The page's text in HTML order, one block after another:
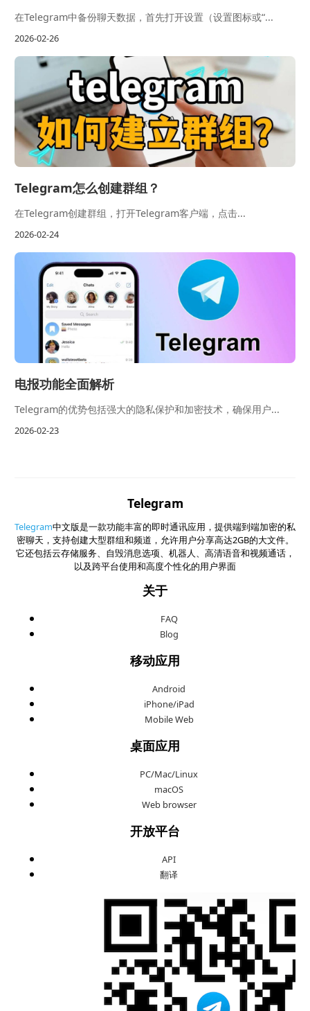
在Telegram中备份聊天数据，首先打开设置（设置图标或“...
2026-02-26
Telegram怎么创建群组？
在Telegram创建群组，打开Telegram客户端，点击...
2026-02-24
电报功能全面解析
Telegram的优势包括强大的隐私保护和加密技术，确保用户...
2026-02-23
Telegram
Telegram中文版是一款功能丰富的即时通讯应用，提供端到端加密的私
密聊天，支持创建大型群组和频道，允许用户分享高达2GB的大文件。
它还包括云存储服务、自毁消息选项、机器人、高清语音和视频通话，
以及跨平台使用和高度个性化的用户界面
关于
FAQ
Blog
移动应用
Android
iPhone/iPad
Mobile Web
桌面应用
PC/Mac/Linux
macOS
Web browser
开放平台
API
翻译